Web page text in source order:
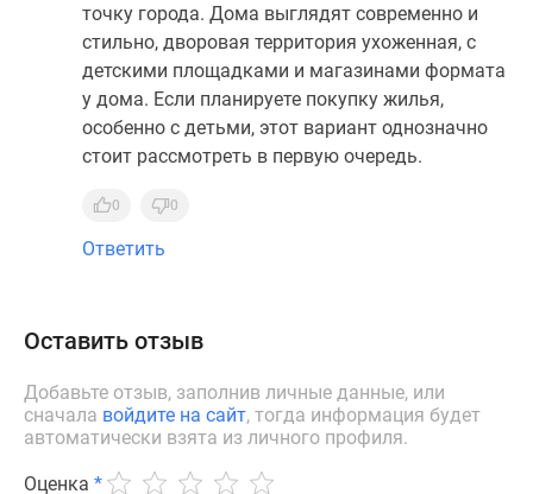
точку города. Дома выглядят современно и
стильно, дворовая территория ухоженная, с
детскими площадками и магазинами формата
у дома. Если планируете покупку жилья,
особенно с детьми, этот вариант однозначно
стоит рассмотреть в первую очередь.
0 0
Ответить
Оставить отзыв
Добавьте отзыв, заполнив личные данные, или
сначала войдите на сайт, тогда информация будет
автоматически взята из личного профиля.
Оценка *